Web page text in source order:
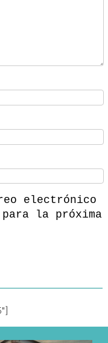
electrónico
para la próxima